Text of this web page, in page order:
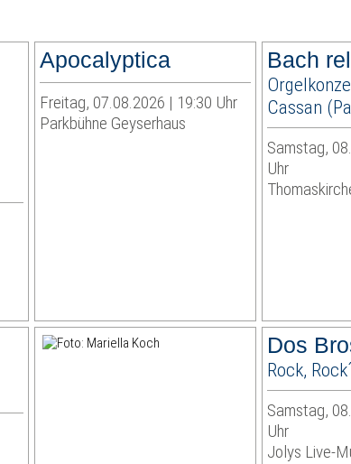
Apocalyptica
Freitag, 07.08.2026 | 19:30 Uhr
Parkbühne Geyserhaus
Bach
Cassan
Samstag,
Uhr
Dos
Rock,
Samstag,
Uhr
Jolys Live-